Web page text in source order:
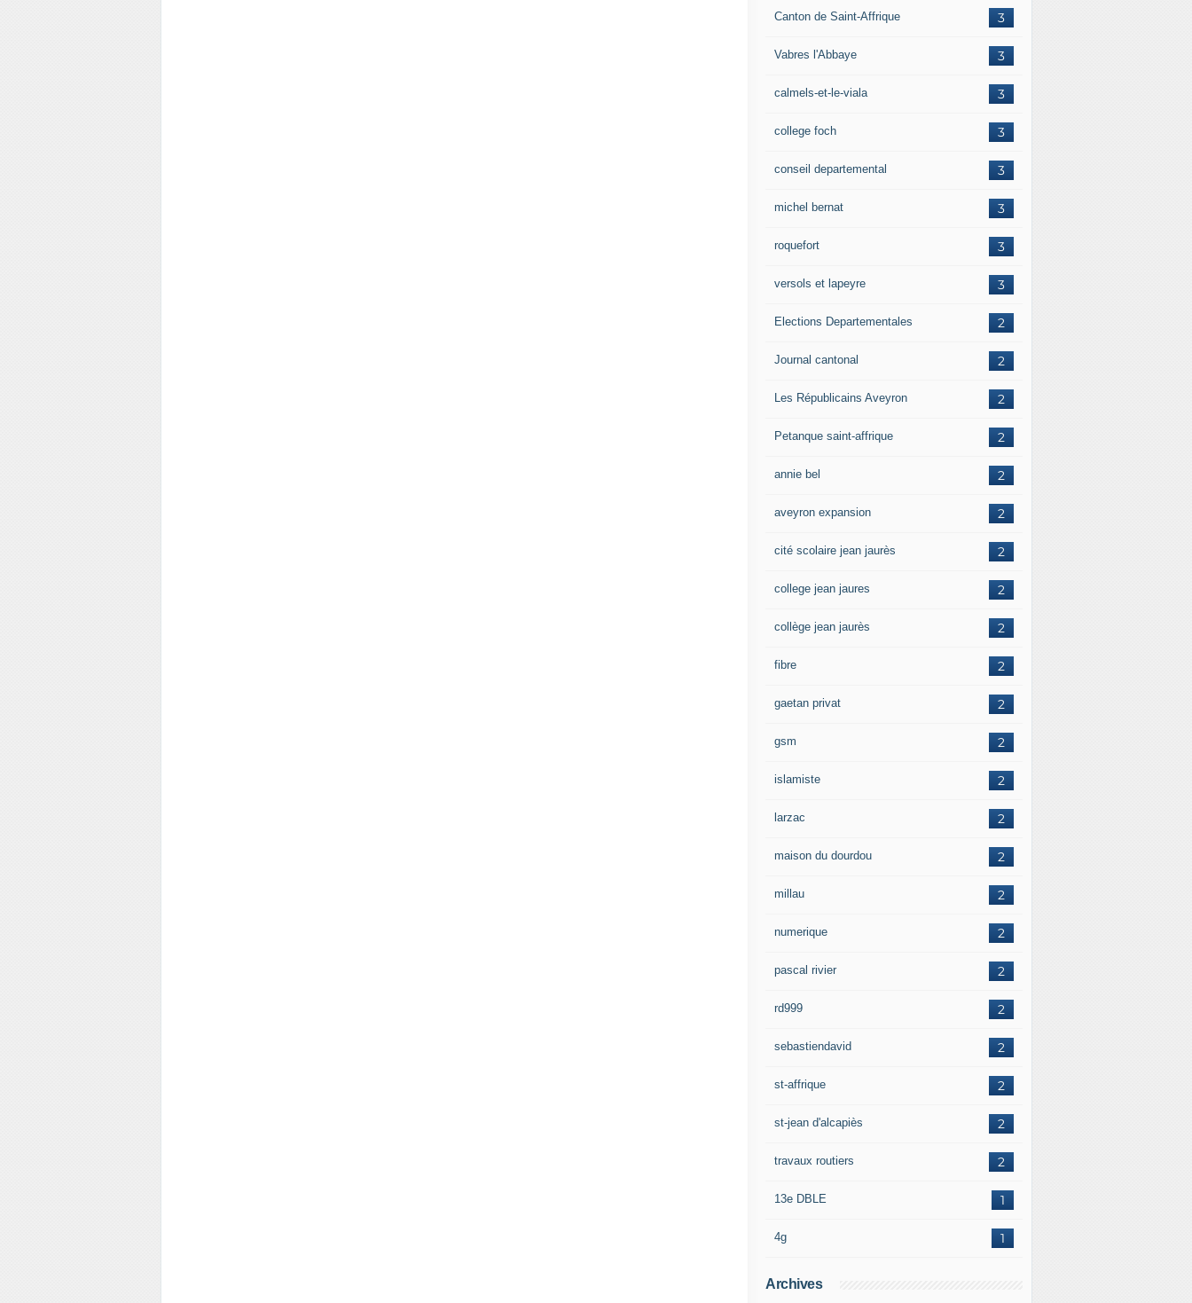
3
Canton de Saint-Affrique
3
Vabres l'Abbaye
3
calmels-et-le-viala
3
college foch
3
conseil departemental
3
michel bernat
3
roquefort
3
versols et lapeyre
2
Elections Departementales
2
Journal cantonal
2
Les Républicains Aveyron
2
Petanque saint-affrique
2
annie bel
2
aveyron expansion
2
cité scolaire jean jaurès
2
college jean jaures
2
collège jean jaurès
2
fibre
2
gaetan privat
2
gsm
2
islamiste
2
larzac
2
maison du dourdou
2
millau
2
numerique
2
pascal rivier
2
rd999
2
sebastiendavid
2
st-affrique
2
st-jean d'alcapiès
2
travaux routiers
1
13e DBLE
1
4g
Archives